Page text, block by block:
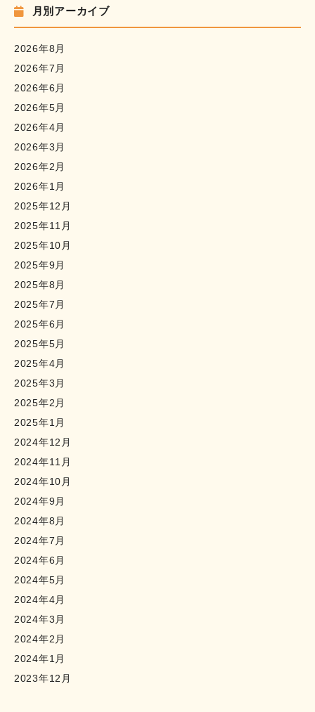
月別アーカイブ
2026年8月
2026年7月
2026年6月
2026年5月
2026年4月
2026年3月
2026年2月
2026年1月
2025年12月
2025年11月
2025年10月
2025年9月
2025年8月
2025年7月
2025年6月
2025年5月
2025年4月
2025年3月
2025年2月
2025年1月
2024年12月
2024年11月
2024年10月
2024年9月
2024年8月
2024年7月
2024年6月
2024年5月
2024年4月
2024年3月
2024年2月
2024年1月
2023年12月